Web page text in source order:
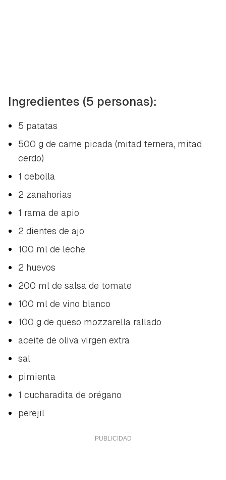
Ingredientes (5 personas):
5 patatas
500 g de carne picada (mitad ternera, mitad
cerdo)
1 cebolla
2 zanahorias
1 rama de apio
2 dientes de ajo
100 ml de leche
2 huevos
200 ml de salsa de tomate
100 ml de vino blanco
100 g de queso mozzarella rallado
aceite de oliva virgen extra
sal
pimienta
1 cucharadita de orégano
perejil